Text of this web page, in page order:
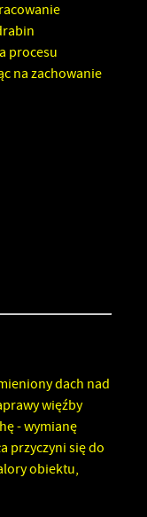
procesu
na zachowanie
dach nad
więźby
- wymianę
przyczyni się do
obiektu,